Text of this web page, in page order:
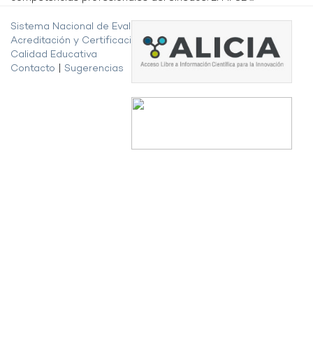
Sistema Nacional de Evaluación,
Acreditación y Certificación de la
Calidad Educativa
Contacto
Sugerencias